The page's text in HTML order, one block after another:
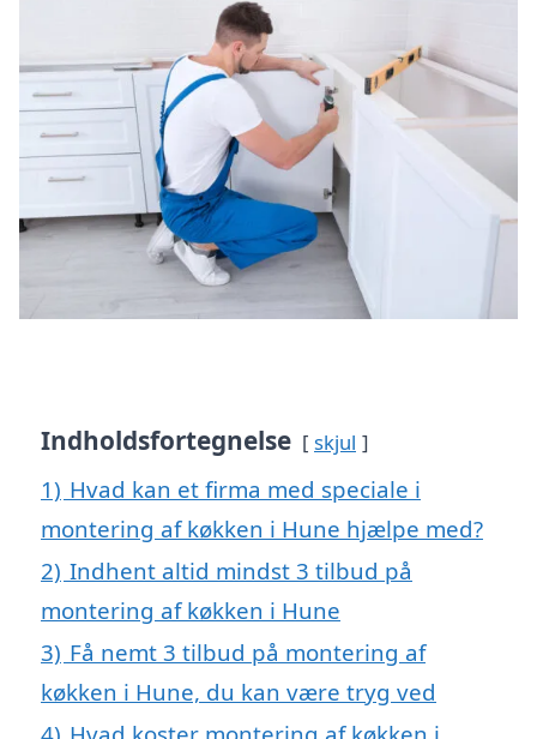
Indholdsfortegnelse skjul
1) Hvad kan et firma med speciale i
montering af køkken i Hune hjælpe med?
2) Indhent altid mindst 3 tilbud på
montering af køkken i Hune
3) Få nemt 3 tilbud på montering af
køkken i Hune, du kan være tryg ved